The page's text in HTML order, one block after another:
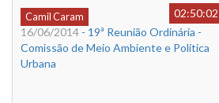
Camil Caram
02:50:02
16/06/2014 - 19ª Reunião Ordinária -
Comissão de Meio Ambiente e Política
Urbana